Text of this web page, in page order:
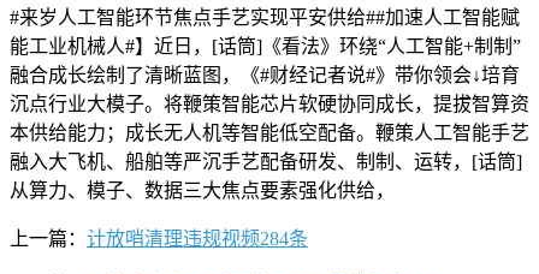
#来岁人工智能环节焦点手艺实现平安供给##加速人工智能赋
能工业机械人#】近日，[话筒]《看法》环绕“人工智能+制制”
融合成长绘制了清晰蓝图，《#财经记者说#》带你领会↓培育
沉点行业大模子。将鞭策智能芯片软硬协同成长，提拔智算资
本供给能力；成长无人机等智能低空配备。鞭策人工智能手艺
融入大飞机、船舶等严沉手艺配备研发、制制、运转，[话筒]
从算力、模子、数据三大焦点要素强化供给，
上一篇： 计放哨清理违规视频284条